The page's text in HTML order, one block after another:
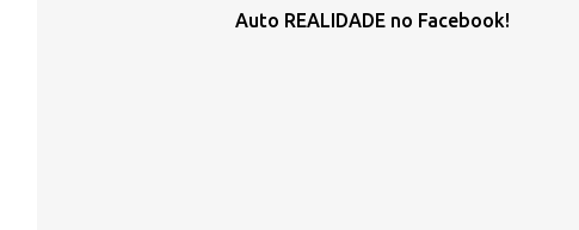
Auto REALIDADE no Facebook!